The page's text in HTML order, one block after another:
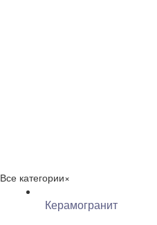
Все категории×
Керамогранит